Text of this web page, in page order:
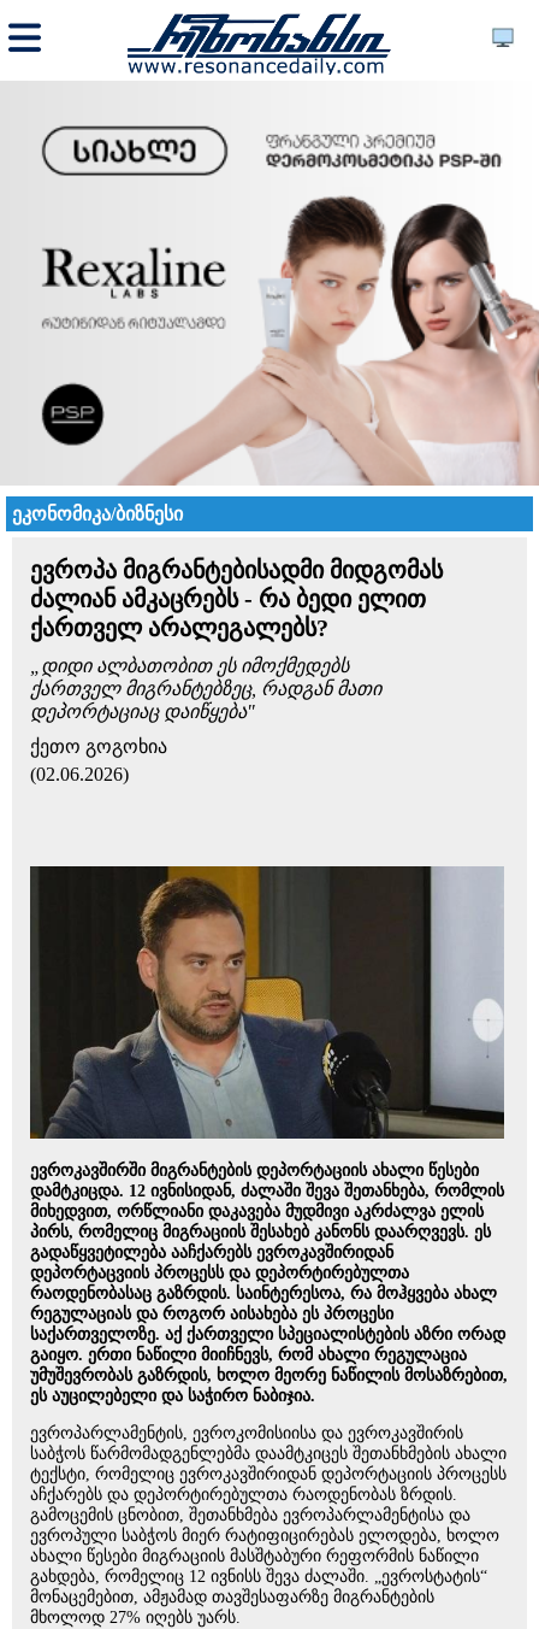
ეკონომიკა/ბიზნესი
ევროპა მიგრანტებისადმი მიდგომას
ძალიან ამკაცრებს - რა ბედი ელით
ქართველ არალეგალებს?
„დიდი ალბათობით ეს იმოქმედებს
ქართველ მიგრანტებზეც, რადგან მათი
დეპორტაციაც დაიწყება"
ქეთო გოგოხია
(02.06.2026)
ევროკავშირში მიგრანტების დეპორტაციის ახალი წესები
დამტკიცდა. 12 ივნისიდან, ძალაში შევა შეთანხება, რომლის
მიხედვით, ორწლიანი დაკავება მუდმივი აკრძალვა ელის
პირს, რომელიც მიგრაციის შესახებ კანონს დაარღვევს. ეს
გადაწყვეტილება ააჩქარებს ევროკავშირიდან
დეპორტაცვიის პროცესს და დეპორტირებულთა
რაოდენობასაც გაზრდის. საინტერესოა, რა მოჰყვება ახალ
რეგულაციას და როგორ აისახება ეს პროცესი
საქართველოზე. აქ ქართველი სპეციალისტების აზრი ორად
გაიყო. ერთი ნაწილი მიიჩნევს, რომ ახალი რეგულაცია
უმუშევრობას გაზრდის, ხოლო მეორე ნაწილის მოსაზრებით,
ეს აუცილებელი და საჭირო ნაბიჯია.
ევროპარლამენტის, ევროკომისიისა და ევროკავშირის
საბჭოს წარმომადგენლებმა დაამტკიცეს შეთანხმების ახალი
ტექსტი, რომელიც ევროკავშირიდან დეპორტაციის პროცესს
აჩქარებს და დეპორტირებულთა რაოდენობას ზრდის.
გამოცემის ცნობით, შეთანხმება ევროპარლამენტისა და
ევროპული საბჭოს მიერ რატიფიცირებას ელოდება, ხოლო
ახალი წესები მიგრაციის მასშტაბური რეფორმის ნაწილი
გახდება, რომელიც 12 ივნისს შევა ძალაში. „ევროსტატის“
მონაცემებით, ამჟამად თავშესაფარზე მიგრანტების
მხოლოდ 27% იღებს უარს.